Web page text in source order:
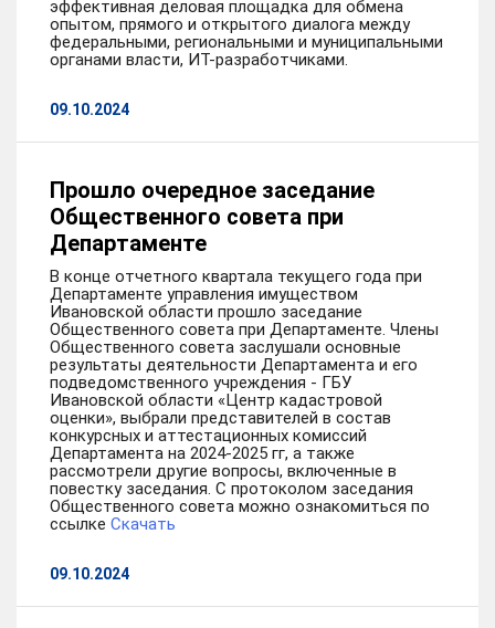
эффективная деловая площадка для обмена
опытом, прямого и открытого диалога между
федеральными, региональными и муниципальными
органами власти, ИТ-разработчиками.
09.10.2024
Прошло очередное заседание
Общественного совета при
Департаменте
В конце отчетного квартала текущего года при
Департаменте управления имуществом
Ивановской области прошло заседание
Общественного совета при Департаменте. Члены
Общественного совета заслушали основные
результаты деятельности Департамента и его
подведомственного учреждения - ГБУ
Ивановской области «Центр кадастровой
оценки», выбрали представителей в состав
конкурсных и аттестационных комиссий
Департамента на 2024-2025 гг, а также
рассмотрели другие вопросы, включенные в
повестку заседания. С протоколом заседания
Общественного совета можно ознакомиться по
ссылке Скачать
09.10.2024